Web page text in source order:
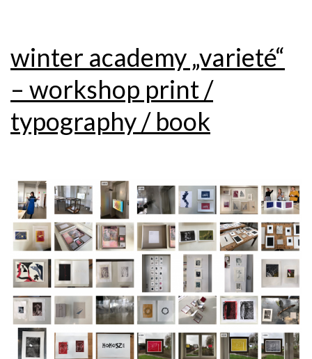
winter academy „varieté“
– workshop print /
typography / book